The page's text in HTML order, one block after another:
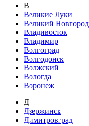
В
Великие Луки
Великий Новгород
Владивосток
Владимир
Волгоград
Волгодонск
Волжский
Вологда
Воронеж
Д
Дзержинск
Димитровград